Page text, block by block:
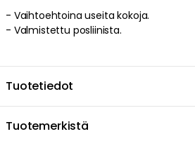
- Vaihtoehtoina useita kokoja.
- Valmistettu posliinista.
Tuotetiedot
Tuotemerkistä